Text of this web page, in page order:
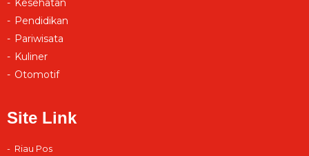
Kesehatan
Pendidikan
Pariwisata
Kuliner
Otomotif
Site Link
Riau Pos